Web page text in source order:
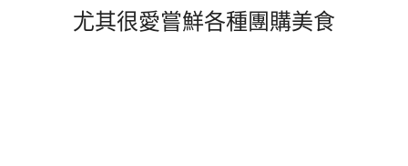
尤其很愛嘗鮮各種團購美食